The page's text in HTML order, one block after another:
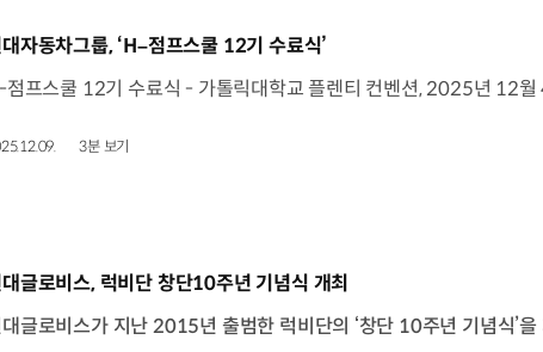
영상]
자동차그룹, ‘H–점프스쿨 12기 수료식’
3분 보기
영상]
글로비스, 럭비단 창단10주년 기념식 개최